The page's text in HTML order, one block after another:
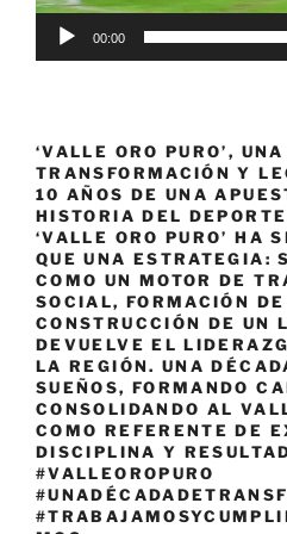
00:00
‘VALLE ORO PURO’,
TRANSFORMACIÓN Y
10 AÑOS DE UNA
HISTORIA DEL
‘VALLE ORO PURO’ HA
QUE UNA ESTRATEGIA:
COMO UN MOTOR DE
SOCIAL, FORMACIÓN
CONSTRUCCIÓN DE UN
DEVUELVE EL
LA REGIÓN. UNA
SUEÑOS, FORMANDO
CONSOLIDANDO AL
COMO REFERENTE DE
DISCIPLINA Y
#VALLEOROPURO